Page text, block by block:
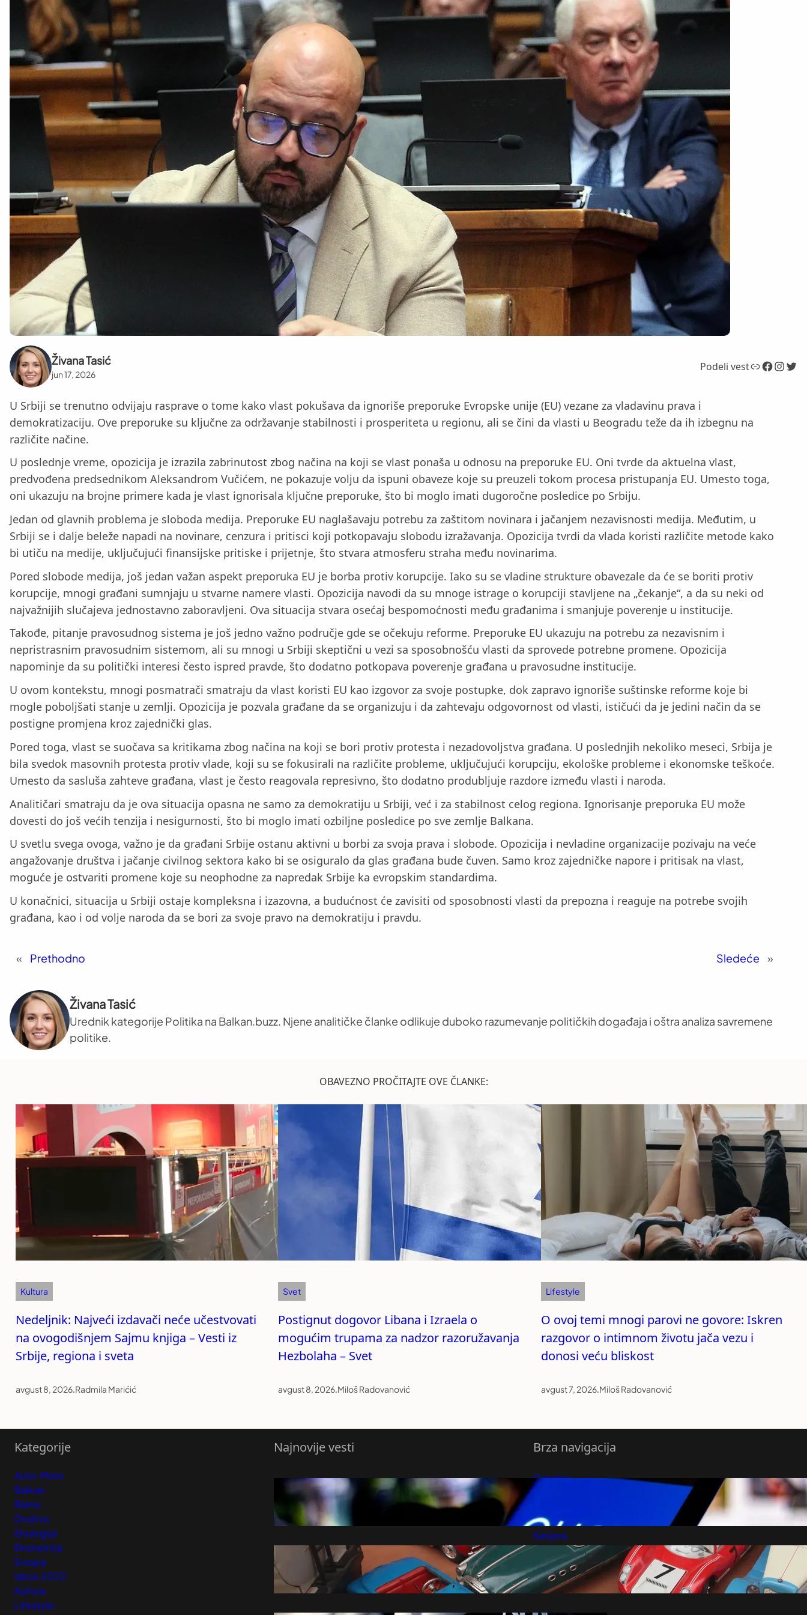
Živana Tasić
jun 17, 2026
Podeli vestLink Facebook InstagramTwitter
U Srbiji se trenutno odvijaju rasprave o tome kako vlast pokušava da ignoriše preporuke Evropske unije (EU) vezane za vladavinu prava i
demokratizaciju. Ove preporuke su ključne za održavanje stabilnosti i prosperiteta u regionu, ali se čini da vlasti u Beogradu teže da ih izbegnu na
različite načine.
U poslednje vreme, opozicija je izrazila zabrinutost zbog načina na koji se vlast ponaša u odnosu na preporuke EU. Oni tvrde da aktuelna vlast,
predvođena predsednikom Aleksandrom Vučićem, ne pokazuje volju da ispuni obaveze koje su preuzeli tokom procesa pristupanja EU. Umesto toga,
oni ukazuju na brojne primere kada je vlast ignorisala ključne preporuke, što bi moglo imati dugoročne posledice po Srbiju.
Jedan od glavnih problema je sloboda medija. Preporuke EU naglašavaju potrebu za zaštitom novinara i jačanjem nezavisnosti medija. Međutim, u
Srbiji se i dalje beleže napadi na novinare, cenzura i pritisci koji potkopavaju slobodu izražavanja. Opozicija tvrdi da vlada koristi različite metode kako
bi utiču na medije, uključujući finansijske pritiske i prijetnje, što stvara atmosferu straha među novinarima.
Pored slobode medija, još jedan važan aspekt preporuka EU je borba protiv korupcije. Iako su se vladine strukture obavezale da će se boriti protiv
korupcije, mnogi građani sumnjaju u stvarne namere vlasti. Opozicija navodi da su mnoge istrage o korupciji stavljene na „čekanje“, a da su neki od
najvažnijih slučajeva jednostavno zaboravljeni. Ova situacija stvara osećaj bespomoćnosti među građanima i smanjuje poverenje u institucije.
Takođe, pitanje pravosudnog sistema je još jedno važno područje gde se očekuju reforme. Preporuke EU ukazuju na potrebu za nezavisnim i
nepristrasnim pravosudnim sistemom, ali su mnogi u Srbiji skeptični u vezi sa sposobnošću vlasti da sprovede potrebne promene. Opozicija
napominje da su politički interesi često ispred pravde, što dodatno potkopava poverenje građana u pravosudne institucije.
U ovom kontekstu, mnogi posmatrači smatraju da vlast koristi EU kao izgovor za svoje postupke, dok zapravo ignoriše suštinske reforme koje bi
mogle poboljšati stanje u zemlji. Opozicija je pozvala građane da se organizuju i da zahtevaju odgovornost od vlasti, ističući da je jedini način da se
postigne promjena kroz zajednički glas.
Pored toga, vlast se suočava sa kritikama zbog načina na koji se bori protiv protesta i nezadovoljstva građana. U poslednjih nekoliko meseci, Srbija je
bila svedok masovnih protesta protiv vlade, koji su se fokusirali na različite probleme, uključujući korupciju, ekološke probleme i ekonomske teškoće.
Umesto da sasluša zahteve građana, vlast je često reagovala represivno, što dodatno produbljuje razdore između vlasti i naroda.
Analitičari smatraju da je ova situacija opasna ne samo za demokratiju u Srbiji, već i za stabilnost celog regiona. Ignorisanje preporuka EU može
dovesti do još većih tenzija i nesigurnosti, što bi moglo imati ozbiljne posledice po sve zemlje Balkana.
U svetlu svega ovoga, važno je da građani Srbije ostanu aktivni u borbi za svoja prava i slobode. Opozicija i nevladine organizacije pozivaju na veće
angažovanje društva i jačanje civilnog sektora kako bi se osiguralo da glas građana bude čuven. Samo kroz zajedničke napore i pritisak na vlast,
moguće je ostvariti promene koje su neophodne za napredak Srbije ka evropskim standardima.
U konačnici, situacija u Srbiji ostaje kompleksna i izazovna, a budućnost će zavisiti od sposobnosti vlasti da prepozna i reaguje na potrebe svojih
građana, kao i od volje naroda da se bori za svoje pravo na demokratiju i pravdu.
« Prethodno Sledeće »
Živana Tasić
Urednik kategorije Politika na Balkan.buzz. Njene analitičke članke odlikuje duboko razumevanje političkih događaja i oštra analiza savremene
politike.
OBAVEZNO PROČITAJTE OVE ČLANKE:
Kultura
Nedeljnik: Najveći izdavači neće učestvovati
na ovogodišnjem Sajmu knjiga – Vesti iz
Srbije, regiona i sveta
avgust 8, 2026.Radmila Marićić
Svet
Postignut dogovor Libana i Izraela o
mogućim trupama za nadzor razoružavanja
Hezbolaha – Svet
avgust 8, 2026.Miloš Radovanović
Lifestyle
O ovoj temi mnogi parovi ne govore: Iskren
razgovor o intimnom životu jača vezu i
donosi veću bliskost
avgust 7, 2026.Miloš Radovanović
Kategorije
Auto-Moto
Balkan
Biznis
Društvo
Ekologija
Ekonomija
Evropa
Izbori 2023
Kultura
Lifestyle
Najnovije vesti
Belorusija proglasila euronews.com
„ekstremističkim“
Niški Muzej prikuplja igračke iz prošlog
veka za izložbu o detinjstvu – Vesti iz
Srbije, regiona i sveta
avgust 8, 2026
Brza navigacija
O nama
Pretplatite se na vesti
Karijera
Marketing
Kontakt